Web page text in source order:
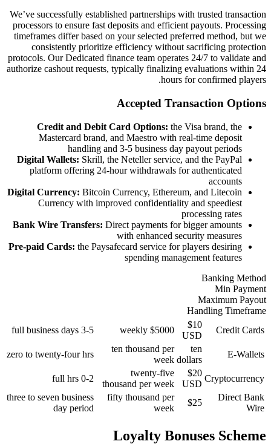
We’ve successfully established
processors to ensure fast deposits
timeframes differ based on your
consistently prioritize
protocols. Our Dedicated finance
authorize cashout requests,
Credit and Debit Card
Mastercard brand, and
handling and 3-5
Digital Wallets: Skrill, the
platform offering 24-hour
Digital Currency:Bitcoin
Currency with improved
Bank Wire Transfers:Direct
with
Pre-paid Cards:the Paysafecard
ten
zero to twenty-four hrs
thousand
0-2 full hrs
fifty
three to seven business
day period